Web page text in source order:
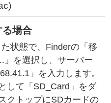
る場合
状態で、Finderの「移
」を選択し、サーバー
」を入力します。
して「SD_Card」をダ
クトップにSDカードの